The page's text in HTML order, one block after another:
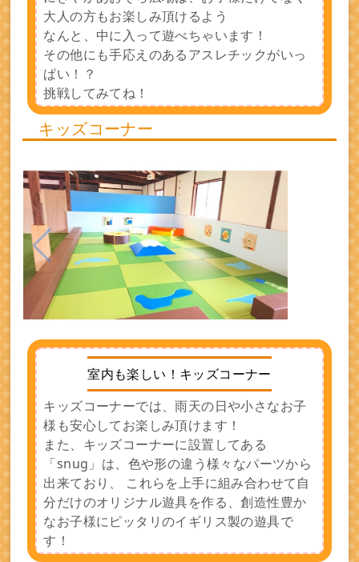
大人の方もお楽しみ頂けるよう
なんと、中に入って遊べちゃいます！
その他にも手応えのあるアスレチックがいっ
ぱい！？
挑戦してみてね！
キッズコーナー
室内も楽しい！キッズコーナー
キッズコーナーでは、雨天の日や小さなお子
様も安心してお楽しみ頂けます！
また、キッズコーナーに設置してある
「snug」は、色や形の違う様々なパーツから
出来ており、 これらを上手に組み合わせて自
分だけのオリジナル遊具を作る、創造性豊か
なお子様にピッタリのイギリス製の遊具で
す！